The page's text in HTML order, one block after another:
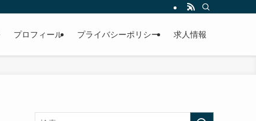
プロフィール プライバシーポリシー 求人情報